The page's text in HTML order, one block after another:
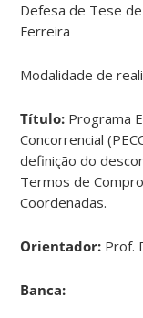
Defesa de Tese
Ferreira
Modalidade de
Título: Programa
Concorrencial
definição do
Termos de
Coordenadas.
Orientador: Prof.
Banca: